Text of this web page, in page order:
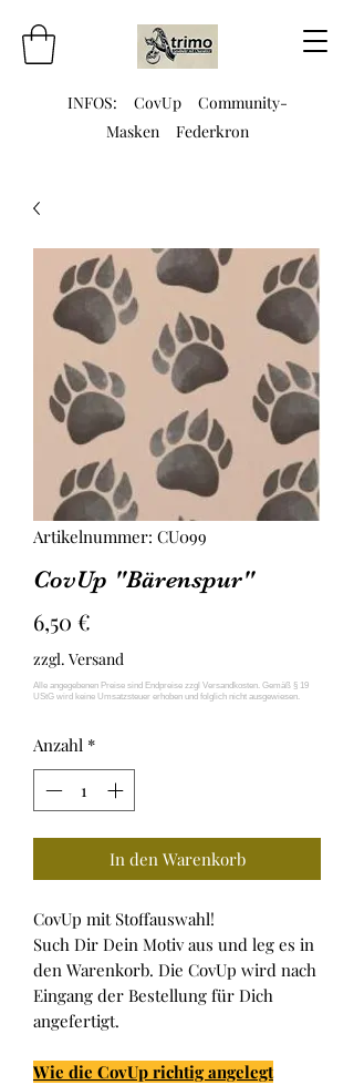
INFOS: CovUp
Community-
Masken
Federkron
Artikelnummer: CU099
CovUp "Bärenspur"
6,50 €
zzgl. Versand
Anzahl *
In den Warenkorb
CovUp mit Stoffauswahl!
Such Dir Dein Motiv aus und leg es in
den Warenkorb. Die CovUp wird nach
Eingang der Bestellung für Dich
angefertigt.
Wie die CovUp richtig angelegt